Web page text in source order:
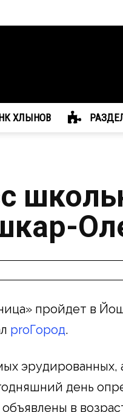
ХЛЫНОВ
пройдет в
proГород.
эрудированных,
день
в